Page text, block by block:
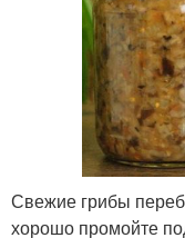
Свежие грибы
хорошо промойте